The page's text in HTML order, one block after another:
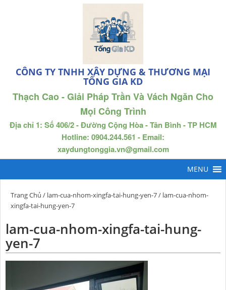
CÔNG TY TNHH XÂY DỰNG & THƯƠNG MẠI
TỐNG GIA KD
Thạch Cao - Giải Pháp Trần Và Vách Ngăn Cho
Mọi Công Trình
Địa chỉ 1: Số 406/2 - Đường Cộng Hòa - Tân Bình - TP HCM
Hotline: 0904.244.561 - Email:
xaydungtonggia.vn@gmail.com
Trang Chủ / lam-cua-nhom-xingfa-tai-hung-yen-7/ lam-cua-nhom-
xingfa-tai-hung-yen-7
lam-cua-nhom-xingfa-tai-hung-
yen-7